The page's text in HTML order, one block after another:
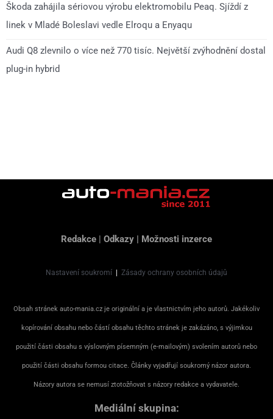
Škoda zahájila sériovou výrobu elektromobilu Peaq. Sjíždí z
linek v Mladé Boleslavi vedle Elroqu a Enyaqu
Audi Q8 zlevnilo o více než 770 tisíc. Největší zvýhodnění dostal
plug-in hybrid
Redakce | Odkazy | Možnosti inzerce
Nastavení soukromí Zásady ochrany osobních údajů
Obsah stránek auto-mania.cz je originální a je vlastnictvím jeho autorů. Jakékoliv
kopírování obsahu nebo částí obsahu těchto stránek je zakázáno, s výjimkou
použití části obsahu s výslovným písemným (e-mailovým) svolením autorů nebo
použití části obsahu formou citace. Články vyjadřují soukromý názor autora.
Názory autora se nemusí ztotožňovat s názory redakce a vydavatele.
Mediální skupina: